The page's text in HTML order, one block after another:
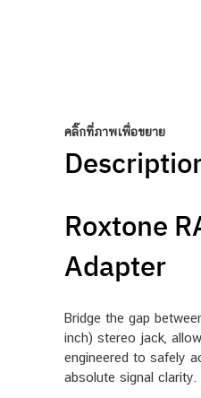
คลิ๊กที่ภาพเพื่อขยาย
Roxtone
Adapter
Bridge the gap
inch) stereo jack,
engineered to safely
absolute signal clarity.